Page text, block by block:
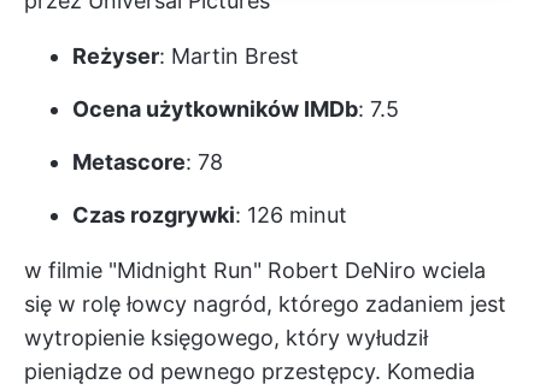
Reżyser: Martin Brest
Ocena użytkowników IMDb: 7.5
Metascore: 78
Czas rozgrywki: 126 minut
w filmie "Midnight Run" Robert DeNiro wciela
się w rolę łowcy nagród, którego zadaniem jest
wytropienie księgowego, który wyłudził
pieniądze od pewnego przestępcy. Komedia